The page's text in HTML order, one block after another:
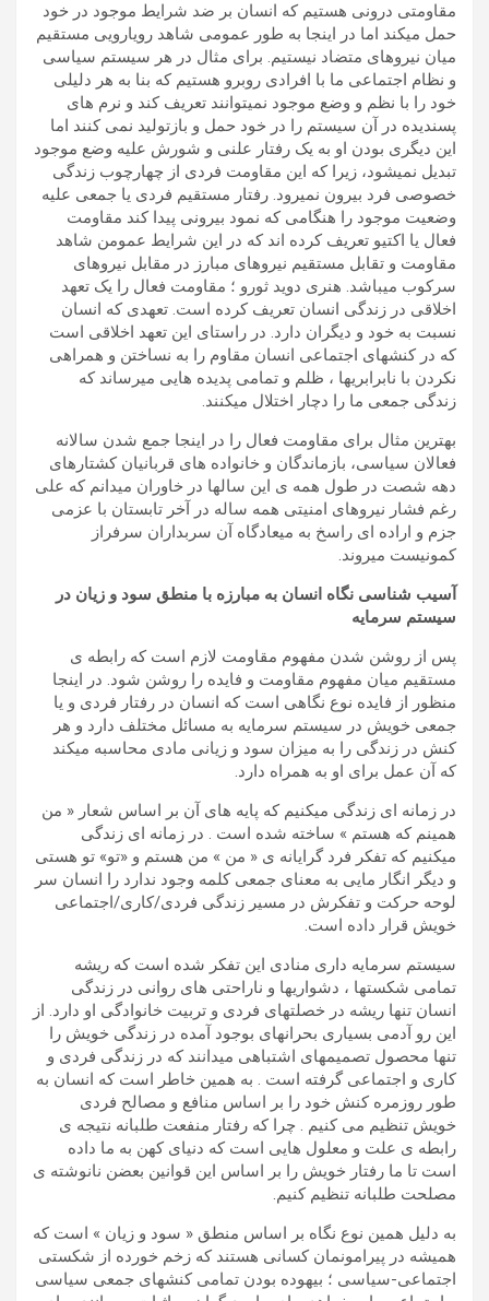
مقاومتی درونی هستیم که انسان بر ضد شرایط موجود در خود
حمل میکند اما در اینجا به طور عمومی شاهد رویارویی مستقیم
میان نیروهای متضاد نیستیم. برای مثال در هر سیستم سیاسی
و نظام اجتماعی ما با افرادی روبرو هستیم که بنا به هر دلیلی
خود را با نظم و وضع موجود نمیتوانند تعریف کند و نرم های
پسندیده در آن سیستم را در خود حمل و بازتولید نمی کنند اما
این دیگری بودن او به یک رفتار علنی و شورش علیه وضع موجود
تبدیل نمیشود، زیرا که این مقاومت فردی از چهارچوب زندگی
خصوصی فرد بیرون نمیرود. رفتار مستقیم فردی یا جمعی علیه
وضعیت موجود را هنگامی که نمود بیرونی پیدا کند مقاومت
فعال یا اکتیو تعریف کرده اند که در این شرایط عمومن شاهد
مقاومت و تقابل مستقیم نیروهای مبارز در مقابل نیروهای
سرکوب میباشد. ‫هنری دوید ثورو ؛ مقاومت فعال را یک تعهد
اخلاقی در زندگی انسان تعریف کرده است. تعهدی که انسان
نسبت به خود و دیگران دارد. در راستای این تعهد اخلاقی است
که در کنشهای اجتماعی انسان مقاوم را به نساختن و همراهی
نکردن با نابرابریها ، ظلم و تمامی پدیده هایی میرساند که
زندگی جمعی ما را دچار اختلال میکنند.
بهترین مثال برای مقاومت فعال را در اینجا جمع شدن سالانه
فعالان سیاسی، بازماندگان و خانواده های قربانیان کشتارهای
دهه شصت در طول همه ی این سالها در خاوران میدانم که علی
رغم فشار نیروهای امنیتی همه ساله در آخر تابستان با عزمی
جزم و اراده ای راسخ به میعادگاه آن سربداران سرفراز
کمونیست میروند.
آسیب شناسی نگاه انسان به مبارزه با منطق سود و زیان در
سیستم سرمایه
پس از روشن شدن مفهوم مقاومت لازم است که رابطه ی
مستقیم میان مفهوم مقاومت و فایده را روشن شود. در اینجا
منظور از فایده نوع نگاهی است که انسان در رفتار فردی و یا
جمعی خویش در سیستم سرمایه به مسائل مختلف دارد و هر
کنش در زندگی را به میزان سود و زیانی مادی محاسبه میکند
که آن عمل برای او به همراه دارد.
در زمانه ای زندگی میکنیم که پایه های آن بر اساس شعار « من
همینم که هستم » ساخته شده است . در زمانه ای زندگی
میکنیم که تفکر فرد گرایانه ی « من » من هستم و «تو» تو هستی
و دیگر انگار مایی به معنای جمعی کلمه وجود ندارد را انسان سر
لوحه حرکت و تفکرش در مسیر زندگی فردی/کاری/اجتماعی
خویش قرار داده است.
سیستم سرمایه داری منادی این تفکر شده است که ریشه
تمامی شکستها ، دشواریها و ناراحتی های روانی در زندگی
انسان تنها ریشه در خصلتهای فردی و تربیت خانوادگی او دارد. از
این رو آدمی بسیاری بحرانهای بوجود آمده در زندگی خویش را
تنها محصول تصمیمهای اشتباهی میدانند که در زندگی فردی و
کاری و اجتماعی گرفته است . به همین خاطر است که انسان به
طور روزمره کنش خود را بر اساس منافع و مصالح فردی
خویش تنظیم می کنیم . چرا که رفتار منفعت طلبانه نتیجه ی
رابطه ی علت و معلول هایی است که دنیای کهن به ما داده
است تا ما رفتار خویش را بر اساس این قوانین بعضن نانوشته ی
مصلحت طلبانه تنظیم کنیم.
به دلیل همین نوع نگاه بر اساس منطق « سود و زیان » است که
همیشه در پیرامونمان کسانی هستند که زخم خورده از شکستی
اجتماعی-سیاسی ؛ بیهوده بودن تمامی کنشهای جمعی سیاسی